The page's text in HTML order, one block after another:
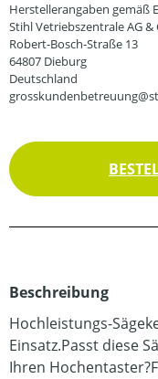
Herstellerangaben gemäß
Stihl Vetriebszentrale AG &
Robert-Bosch-Straße 13
64807 Dieburg
Deutschland
Beschreibung
Hochleistungs-
Einsatz.Passt diese
Ihren